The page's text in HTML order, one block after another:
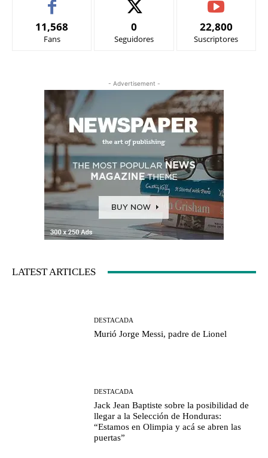
11,568
Fans
0
Seguidores
22,800
Suscriptores
- Advertisement -
LATEST ARTICLES
DESTACADA
Murió Jorge Messi, padre de Lionel
DESTACADA
Jack Jean Baptiste sobre la posibilidad de
llegar a la Selección de Honduras:
“Estamos en Olimpia y acá se abren las
puertas”